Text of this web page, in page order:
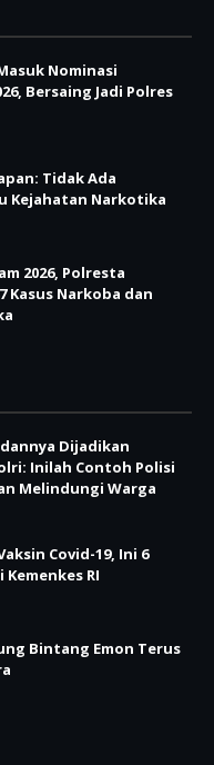
Nominasi
Bersaing Jadi Polres
Tidak Ada
Kejahatan Narkotika
2026, Polresta
Kasus Narkoba dan
Dijadikan
Inilah Contoh Polisi
Melindungi Warga
Covid-19, Ini 6
Kemenkes RI
Bintang Emon Terus